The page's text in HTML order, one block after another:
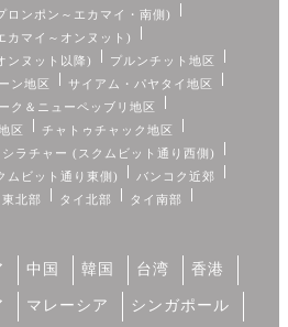
ロンポン～エカマイ・南側)
カマイ～オンヌット)
ンヌット以降)
プルンチット地区
ン地区
サイアム・パヤタイ地区
ク＆ニューペッブリ地区
区
チャトゥチャック地区
シラチャー (スクムビット通り西側)
ムビット通り東側)
バンコク近郊
東北部 タイ北部
タイ南部
中国 韓国 台湾 香港
マレーシア シンガポール